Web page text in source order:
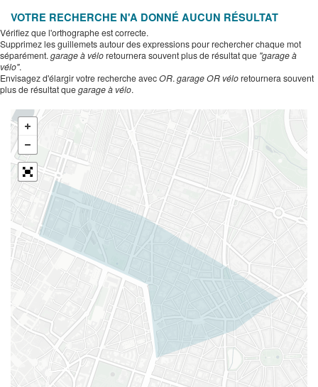
VOTRE RECHERCHE N'A DONNÉ AUCUN RÉSULTAT
Vérifiez que l'orthographe est correcte.
Supprimez les guillemets autour des expressions pour rechercher chaque mot
séparément. garage à véloretournera souvent plus de résultat que "garage à
vélo".
Envisagez d'élargir votre recherche avecOR. garage OR véloretournera souvent
plus de résultat quegarage à vélo.